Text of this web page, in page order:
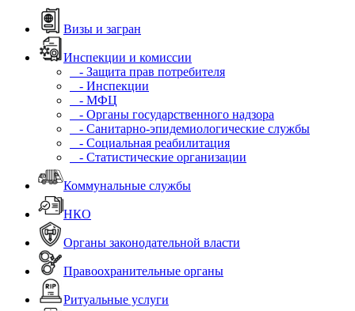
Визы и загран
Инспекции и комиссии
- Защита прав потребителя
- Инспекции
- МФЦ
- Органы государственного надзора
- Санитарно-эпидемиологические службы
- Социальная реабилитация
- Статистические организации
Коммунальные службы
НКО
Органы законодательной власти
Правоохранительные органы
Ритуальные услуги